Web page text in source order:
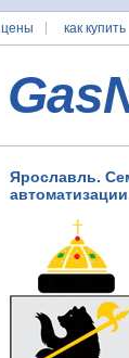
цены как купить
Ярославль.